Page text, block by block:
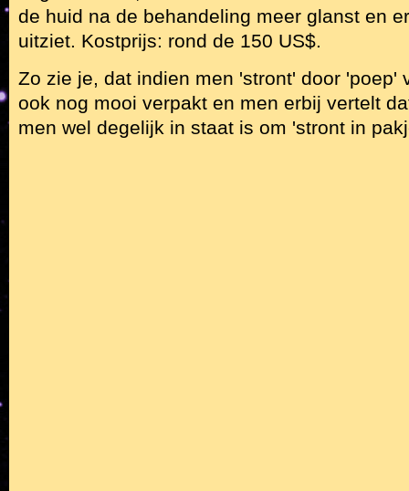
de huid na de behandeling meer glanst en
uitziet. Kostprijs: rond de 150 US$.
Zo zie je, dat indien men 'stront' door 'poep'
ook nog mooi verpakt en men erbij vertelt
men wel degelijk in staat is om 'stront in